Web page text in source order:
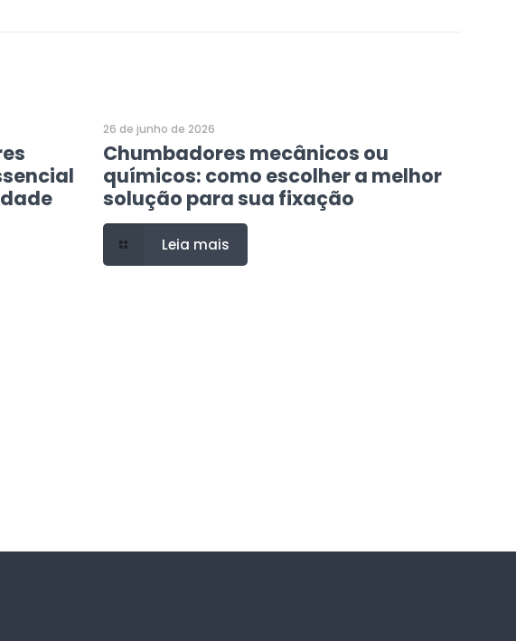
26 de junho de 2026
Chumbadores mecânicos ou
químicos: como escolher a melhor
solução para sua fixação
Leia mais